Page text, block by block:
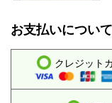
お支払いについて
クレジット